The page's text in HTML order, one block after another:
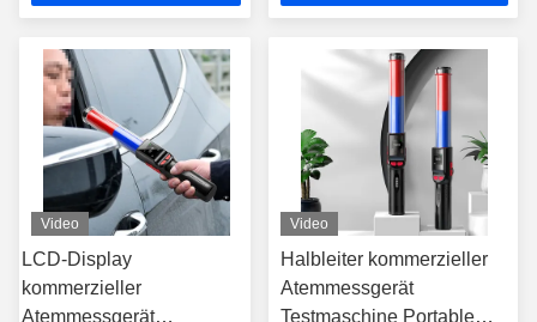
Video
LCD-Display
kommerzieller
Atemmessgerät
Video
Halbleiter kommerzieller
Atemmessgerät
Testmaschine Portable